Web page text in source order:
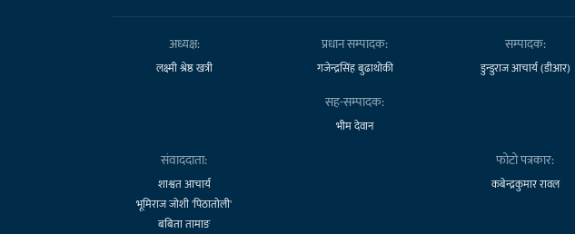
अध्यक्ष:
लक्ष्मी श्रेष्ठ खत्री
प्रधान सम्पादक:
गजेन्द्रसिंह बुढाथोकी
सम्पादक:
डुन्डुराज आचार्य (डीआर)
सह-सम्पादक:
भीम देवान
संवाददाता:
शाश्वत आचार्य
भूमिराज जोशी 'पिठातोली'
बबिता तामाङ
फोटो पत्रकार:
कबेन्द्रकुमार रावल